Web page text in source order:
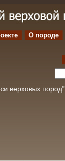
O породе
верховых пород"